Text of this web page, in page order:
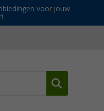
voor jouw